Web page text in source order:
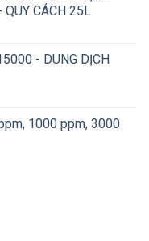
CÁCH 25L
- DUNG DỊCH
1000 ppm, 3000